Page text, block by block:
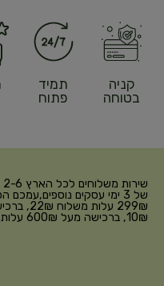
קניה
בטוחה
תמיד
פתוח
של 3 ימי עסקים
10₪, ברכישה מעל 600₪ עלות משלוח חינם